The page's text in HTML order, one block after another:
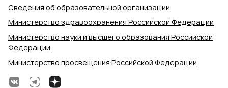
Сведения об образовательной организации
Министерство здравоохранения Российской Федерации
Министерство науки и высшего образования Российской
Федерации
Министерство просвещения Российской Федерации